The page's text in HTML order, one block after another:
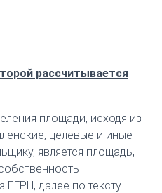
рассчитывается
площади, исходя из
целевые и иные
является площадь,
ЕГРН, далее по тексту –